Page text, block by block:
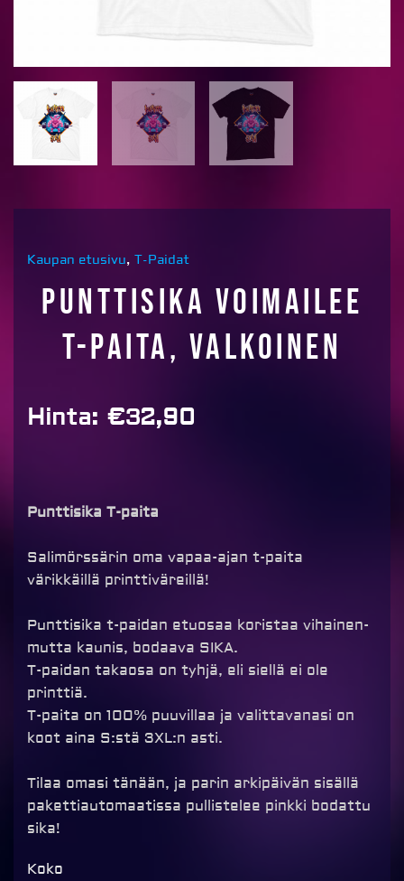
Kaupan etusivu, T-Paidat
Punttisika voimailee
T-paita, valkoinen
Hinta: €32,90
Punttisika T-paita
Salimörssärin oma vapaa-ajan t-paita
värikkäillä printtiväreillä!
Punttisika t-paidan etuosaa koristaa vihainen-
mutta kaunis, bodaava SIKA.
T-paidan takaosa on tyhjä, eli siellä ei ole
printtiä.
T-paita on 100% puuvillaa ja valittavanasi on
koot aina S:stä 3XL:n asti.
Tilaa omasi tänään, ja parin arkipäivän sisällä
pakettiautomaatissa pullistelee pinkki bodattu
sika!
Koko
Punttisika